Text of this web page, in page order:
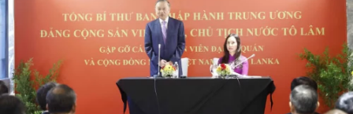
旅游
友谊桥梁
史海